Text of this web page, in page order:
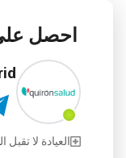
احصل
العيادة لا تقبل